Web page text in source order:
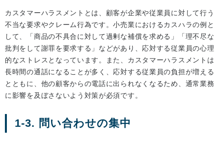
カスタマーハラスメントとは、顧客が企業や従業員に対して行う
不当な要求やクレーム行為です。小売業におけるカスハラの例と
して、「商品の不具合に対して過剰な補償を求める」「理不尽な
批判をして謝罪を要求する」などがあり、応対する従業員の心理
的なストレスとなっています。また、カスタマーハラスメントは
長時間の通話になることが多く、応対する従業員の負担が増える
とともに、他の顧客からの電話に出られなくなるため、通常業務
に影響を及ぼさないよう対策が必須です。
1-3. 問い合わせの集中